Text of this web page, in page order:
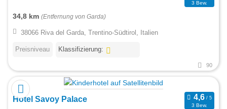
3 Bew.
34,8 km (Entfernung von Garda)
38066 Riva del Garda, Trentino-Südtirol, Italien
Preisniveau Klassifizierung:
90
Hotel Savoy Palace
3 Bew.